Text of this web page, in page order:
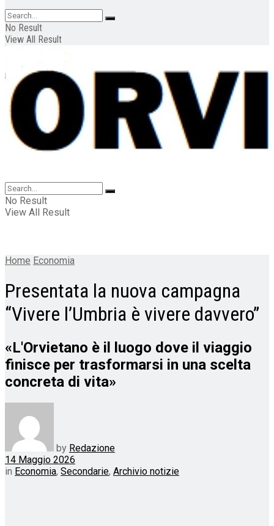
No Result
View All Result
No Result
View All Result
Home Economia
Presentata la nuova campagna
“Vivere l’Umbria è vivere davvero”
«L'Orvietano è il luogo dove il viaggio
finisce per trasformarsi in una scelta
concreta di vita»
by Redazione
14 Maggio 2026
in Economia, Secondarie, Archivio notizie